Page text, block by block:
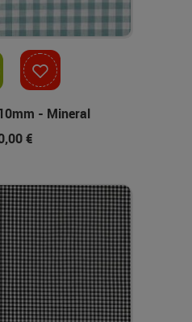
- Mineral
€